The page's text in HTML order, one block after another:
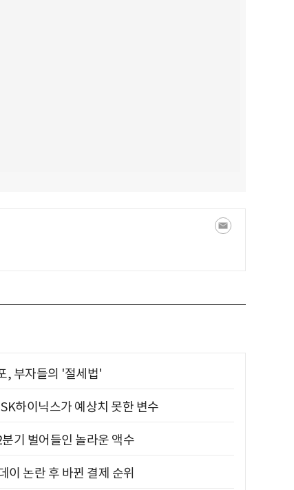
, 부자들의 '절세법'
하이닉스가 예상치 못한 변수
기 벌어들인 놀라운 액수
논란 후 바뀐 결제 순위